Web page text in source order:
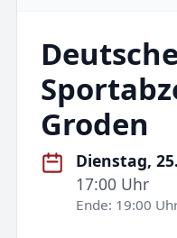
Groden
Dienstag,
17:00 Uhr
Ende: 19:00